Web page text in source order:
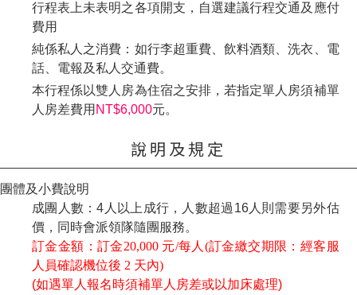
行程表上未表明之各項開支，自選建議行程交通及應付
費用
純係私人之消費：如行李超重費、飲料酒類、洗衣、電
話、電報及私人交通費。
本行程係以雙人房為住宿之安排，若指定單人房須補單
人房差費用 NT$6,000元。
說明及規定
團體及小費說明
成團人數：4人以上成行，人數超過16人則需要另外估
價，同時會派領隊隨團服務。
訂金金額：訂金20,000 元/每人(訂金繳交期限：經客服
人員確認機位後 2 天內)
(如遇單人報名時須補單人房差或以加床處理)